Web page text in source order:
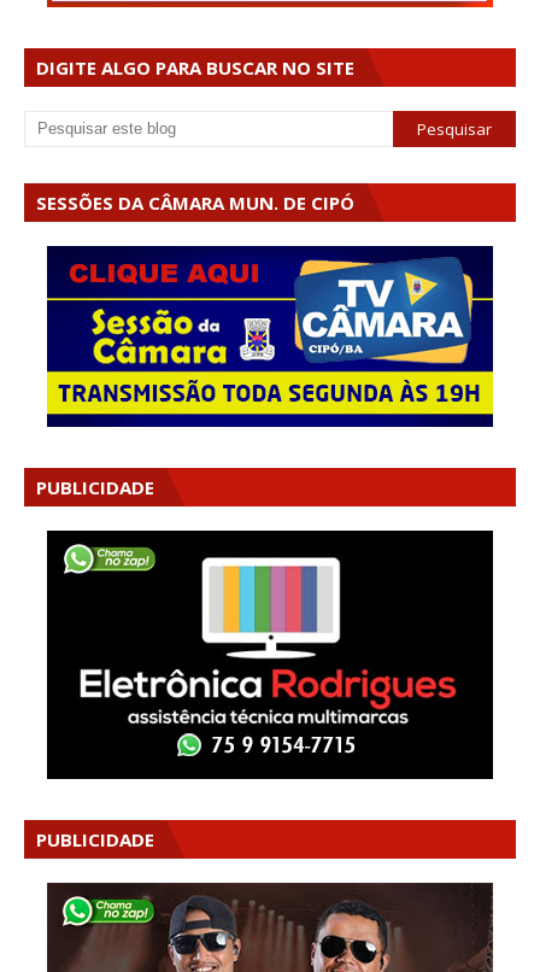
DIGITE ALGO PARA BUSCAR NO SITE
SESSÕES DA CÂMARA MUN. DE CIPÓ
PUBLICIDADE
PUBLICIDADE